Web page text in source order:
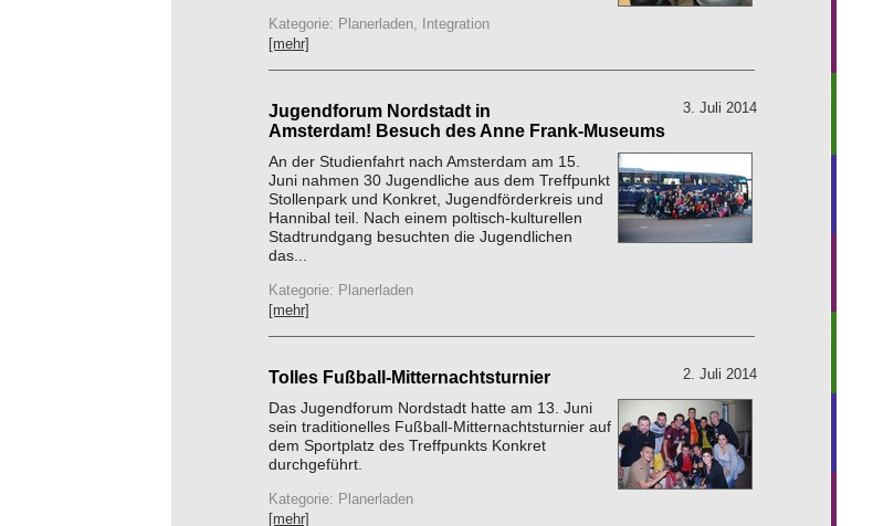
Kategorie: Planerladen, Integration
[mehr]
3. Juli 2014
Jugendforum Nordstadt in
Amsterdam! Besuch des Anne Frank-Museums
An der Studienfahrt nach Amsterdam am 15.
Juni nahmen 30 Jugendliche aus dem Treffpunkt
Stollenpark und Konkret, Jugendförderkreis und
Hannibal teil. Nach einem poltisch-kulturellen
Stadtrundgang besuchten die Jugendlichen
das...
Kategorie: Planerladen
[mehr]
2. Juli 2014
Tolles Fußball-Mitternachtsturnier
Das Jugendforum Nordstadt hatte am 13. Juni
sein traditionelles Fußball-Mitternachtsturnier auf
dem Sportplatz des Treffpunkts Konkret
durchgeführt.
Kategorie: Planerladen
[mehr]